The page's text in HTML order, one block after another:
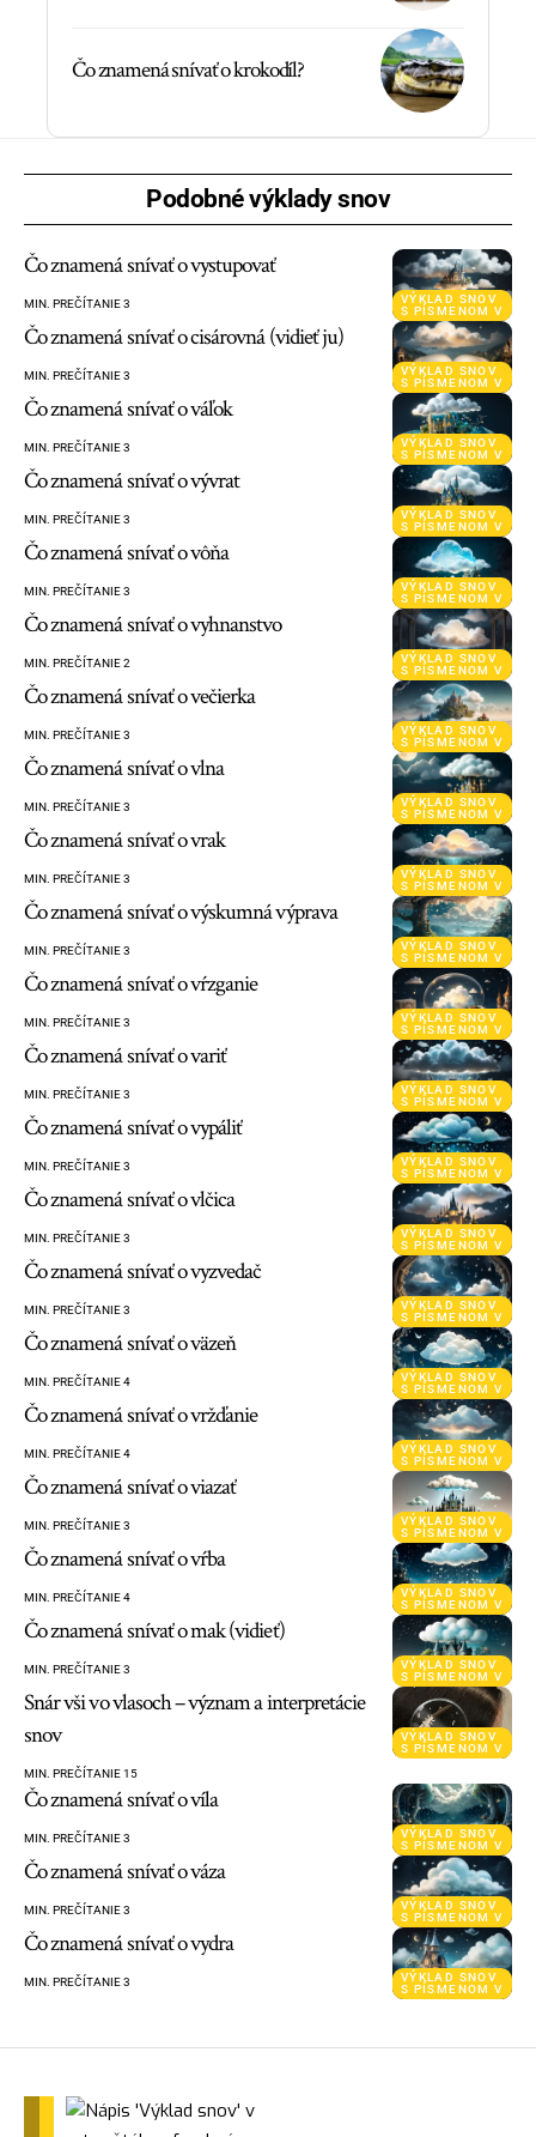
Čo znamená snívať o krokodíl?
Podobné výklady snov
VÝKLAD SNOV
S PÍSMENOM V
Čo znamená snívať o vystupovať
MIN. PREČÍTANIE 3
VÝKLAD SNOV
S PÍSMENOM V
Čo znamená snívať o cisárovná (vidieť ju)
MIN. PREČÍTANIE 3
VÝKLAD SNOV
S PÍSMENOM V
Čo znamená snívať o váľok
MIN. PREČÍTANIE 3
VÝKLAD SNOV
S PÍSMENOM V
Čo znamená snívať o vývrat
MIN. PREČÍTANIE 3
VÝKLAD SNOV
S PÍSMENOM V
Čo znamená snívať o vôňa
MIN. PREČÍTANIE 3
VÝKLAD SNOV
S PÍSMENOM V
Čo znamená snívať o vyhnanstvo
MIN. PREČÍTANIE 2
VÝKLAD SNOV
S PÍSMENOM V
Čo znamená snívať o večierka
MIN. PREČÍTANIE 3
VÝKLAD SNOV
S PÍSMENOM V
Čo znamená snívať o vlna
MIN. PREČÍTANIE 3
VÝKLAD SNOV
S PÍSMENOM V
Čo znamená snívať o vrak
MIN. PREČÍTANIE 3
VÝKLAD SNOV
S PÍSMENOM V
Čo znamená snívať o výskumná výprava
MIN. PREČÍTANIE 3
VÝKLAD SNOV
S PÍSMENOM V
Čo znamená snívať o vŕzganie
MIN. PREČÍTANIE 3
VÝKLAD SNOV
S PÍSMENOM V
Čo znamená snívať o variť
MIN. PREČÍTANIE 3
VÝKLAD SNOV
S PÍSMENOM V
Čo znamená snívať o vypáliť
MIN. PREČÍTANIE 3
VÝKLAD SNOV
S PÍSMENOM V
Čo znamená snívať o vlčica
MIN. PREČÍTANIE 3
VÝKLAD SNOV
S PÍSMENOM V
Čo znamená snívať o vyzvedač
MIN. PREČÍTANIE 3
VÝKLAD SNOV
S PÍSMENOM V
Čo znamená snívať o väzeň
MIN. PREČÍTANIE 4
VÝKLAD SNOV
S PÍSMENOM V
Čo znamená snívať o vržďanie
MIN. PREČÍTANIE 4
VÝKLAD SNOV
S PÍSMENOM V
Čo znamená snívať o viazať
MIN. PREČÍTANIE 3
VÝKLAD SNOV
S PÍSMENOM V
Čo znamená snívať o vŕba
MIN. PREČÍTANIE 4
VÝKLAD SNOV
S PÍSMENOM V
Čo znamená snívať o mak (vidieť)
MIN. PREČÍTANIE 3
VÝKLAD SNOV
S PÍSMENOM V
Snár vši vo vlasoch – význam a interpretácie
snov
MIN. PREČÍTANIE 15
VÝKLAD SNOV
S PÍSMENOM V
Čo znamená snívať o víla
MIN. PREČÍTANIE 3
VÝKLAD SNOV
S PÍSMENOM V
Čo znamená snívať o váza
MIN. PREČÍTANIE 3
VÝKLAD SNOV
S PÍSMENOM V
Čo znamená snívať o vydra
MIN. PREČÍTANIE 3